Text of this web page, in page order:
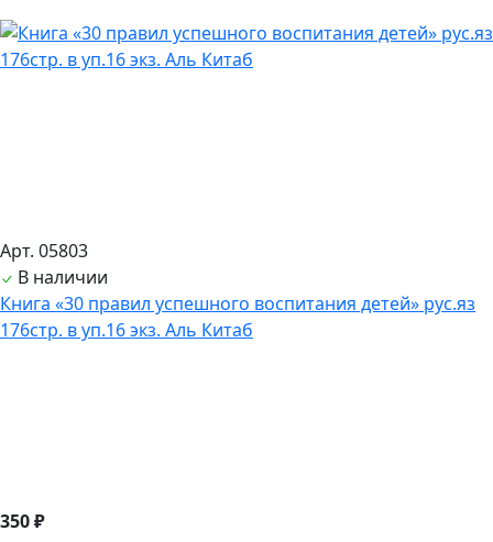
Арт. 05803
В наличии
Книга «30 правил успешного воспитания детей» рус.яз
176стр. в уп.16 экз. Аль Китаб
350 ₽